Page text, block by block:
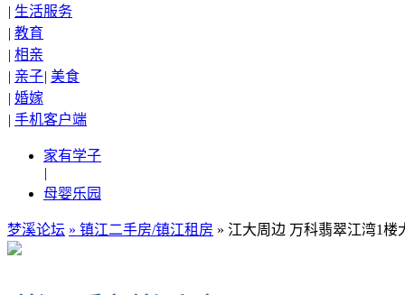
| 生活服务
| 教育
| 相亲
| 亲子| 美食
| 婚嫁
| 手机客户端
家有学子
|
母婴乐园
梦溪论坛 » 镇江二手房/镇江租房 » 江大周边 万科翡翠江湾1